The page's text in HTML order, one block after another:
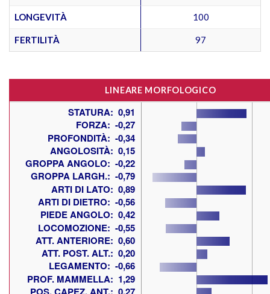
LONGEVITÀ 100
FERTILITÀ 97
LINEARE MORFOLOGICO